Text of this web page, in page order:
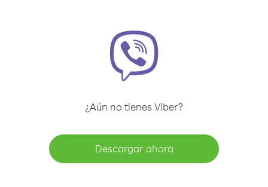
¿Aún no tienes Viber?
Descargar ahora